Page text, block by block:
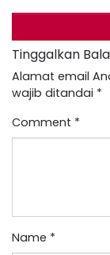
Tinggalkan
Alamat email
wajib ditandai *
Comment *
Name *